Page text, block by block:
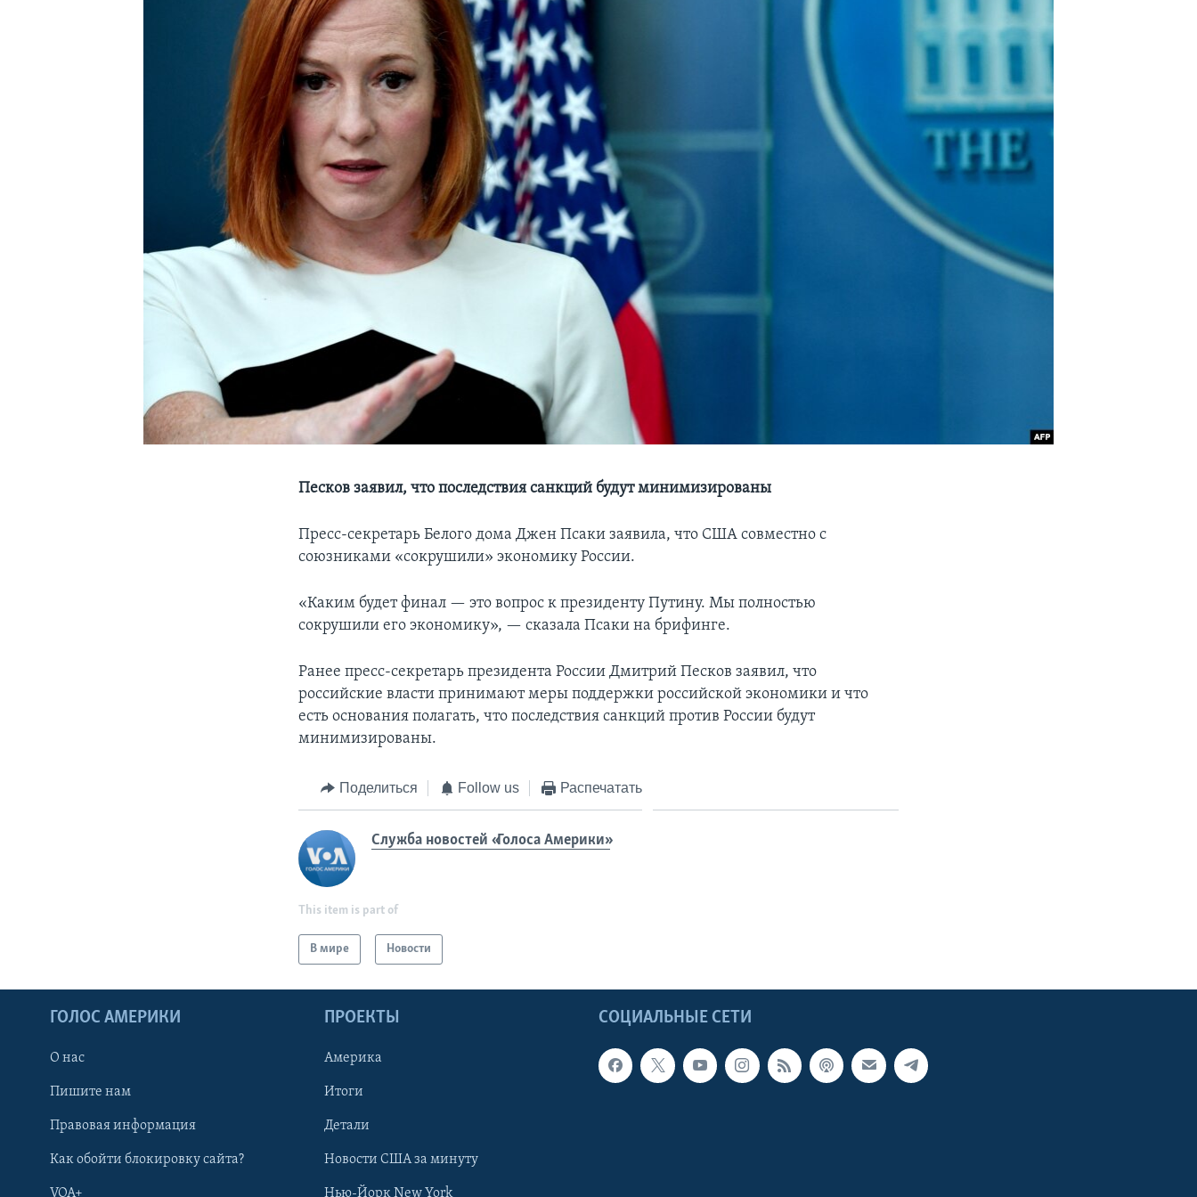
Песков заявил, что последствия санкций будут минимизированы
Пресс-секретарь Белого дома Джен Псаки заявила, что США совместно с
союзниками «сокрушили» экономику России.
«Каким будет финал — это вопрос к президенту Путину. Мы полностью
сокрушили его экономику», — сказала Псаки на брифинге.
Ранее пресс-секретарь президента России Дмитрий Песков заявил, что
российские власти принимают меры поддержки российской экономики и что
есть основания полагать, что последствия санкций против России будут
минимизированы.
Поделиться Follow us Распечатать
Служба новостей «Голоса Америки»
This item is part of
В мире Новости
СОЦИАЛЬНЫЕ СЕТИ
ГОЛОС АМЕРИКИ
О нас
Пишите нам
Правовая информация
Как обойти блокировку сайта?
VOA+
ПРОЕКТЫ
Америка
Итоги
Детали
Новости США за минуту
Нью-Йорк New York